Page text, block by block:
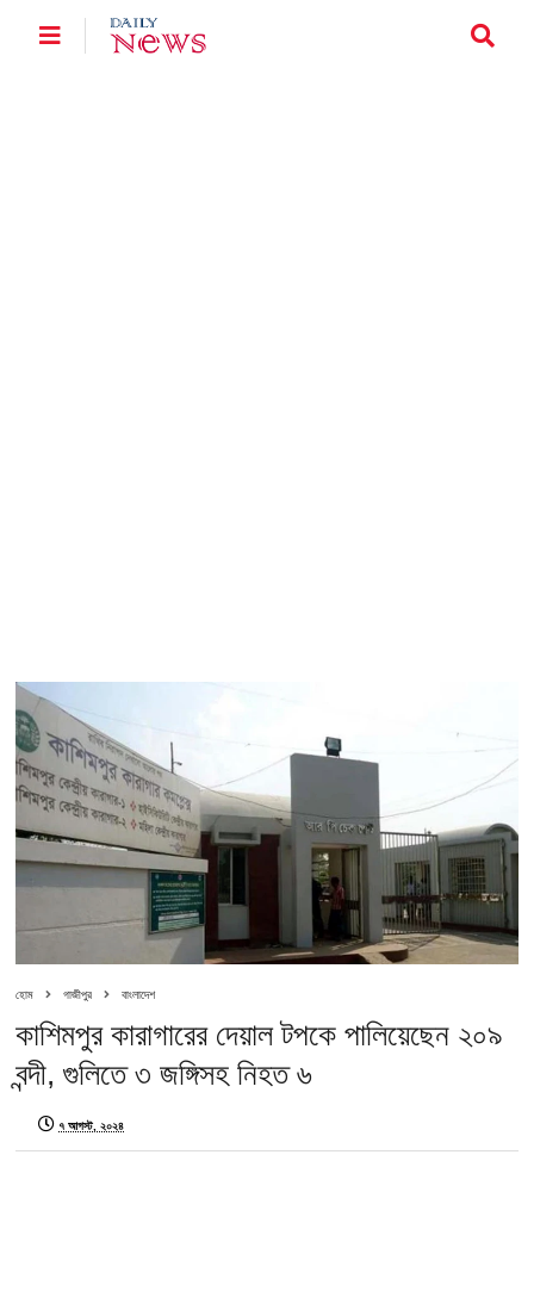
হোম গাজীপুর বাংলাদেশ
কাশিমপুর কারাগারের দেয়াল টপকে পালিয়েছেন ২০৯
বন্দী, গুলিতে ৩ জঙ্গিসহ নিহত ৬
৭ আগস্ট, ২০২৪